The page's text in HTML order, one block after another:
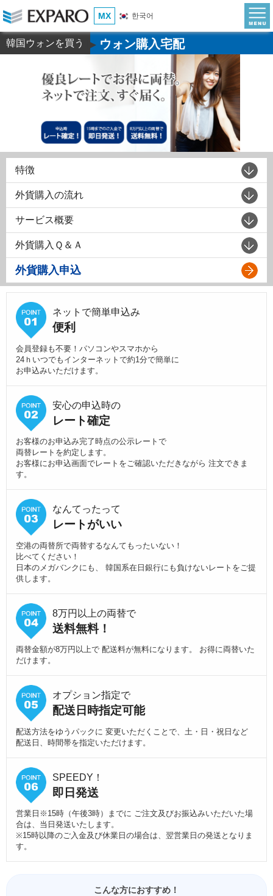
MX 한국어
韓国ウォンを買う ▶ウォン購入宅配
特徴
外貨購入の流れ
サービス概要
外貨購入Ｑ＆Ａ
外貨購入申込
ネットで簡単申込み
便利
会員登録も不要！パソコンやスマホから
24ｈいつでもインターネットで約1分で簡単に
お申込みいただけます。
安心の申込時の
レート確定
お客様のお申込み完了時点の公示レートで
両替レートを約定します。
お客様にお申込画面でレートをご確認いただきながら 注文できま
す。
なんてったって
レートがいい
空港の両替所で両替するなんてもったいない！
比べてください！
日本のメガバンクにも、 韓国系在日銀行にも負けないレートをご提
供します。
8万円以上の両替で
送料無料！
両替金額が8万円以上で 配送料が無料になります。 お得に両替いた
だけます。
オプション指定で
配送日時指定可能
配送方法をゆうパックに 変更いただくことで、土・日・祝日など
配送日、時間帯を指定いただけます。
SPEEDY！
即日発送
営業日※15時（午後3時）までに ご注文及びお振込みいただいた場
合は、当日発送いたします。
※15時以降のご入金及び休業日の場合は、翌営業日の発送となりま
す。
こんな方におすすめ！